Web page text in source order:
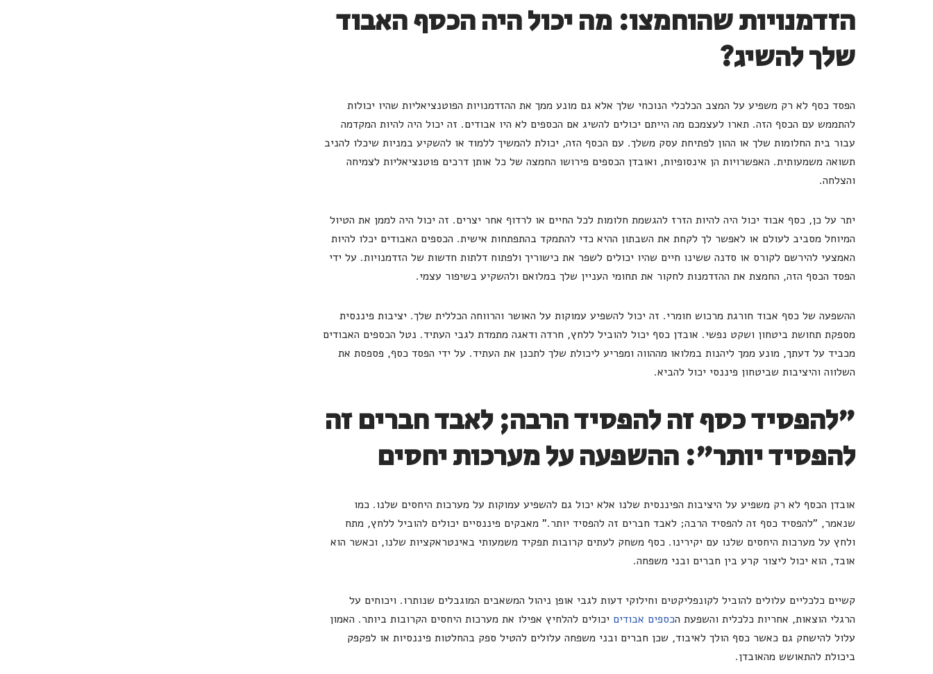
הזדמנויות שהוחמצו: מה יכול היה הכסף האבוד
שלך להשיג?
הפסד כסף לא רק משפיע על המצב הכלכלי הנוכחי שלך אלא גם מונע ממך את ההזדמנויות הפוטנציאליות שהיו יכולות
להתממש עם הכסף הזה. תארו לעצמכם מה הייתם יכולים להשיג אם הכספים לא היו אבודים. זה יכול היה להיות המקדמה
עבור בית החלומות שלך או ההון לפתיחת עסק משלך. עם הכסף הזה, יכולת להמשיך ללמוד או להשקיע במניות שיכלו להניב
תשואה משמעותית. האפשרויות הן אינסופיות, ואובדן הכספים פירושו החמצה של כל אותן דרכים פוטנציאליות לצמיחה
והצלחה.
יתר על כן, כסף אבוד יכול היה להיות הזרז להגשמת חלומות לכל החיים או לרדוף אחר יצרים. זה יכול היה לממן את הטיול
המיוחל מסביב לעולם או לאפשר לך לקחת את השבתון ההיא כדי להתמקד בהתפתחות אישית. הכספים האבודים יכלו להיות
האמצעי להירשם לקורס או סדנה ששינו חיים שהיו יכולים לשפר את כישוריך ולפתוח דלתות חדשות של הזדמנויות. על ידי
הפסד הכסף הזה, החמצת את ההזדמנות לחקור את תחומי העניין שלך במלואם ולהשקיע בשיפור עצמי.
ההשפעה של כסף אבוד חורגת מרכוש חומרי. זה יכול להשפיע עמוקות על האושר והרווחה הכללית שלך. יציבות פיננסית
מספקת תחושת ביטחון ושקט נפשי. אובדן כסף יכול להוביל ללחץ, חרדה ודאגה מתמדת לגבי העתיד. נטל הכספים האבודים
מכביד על דעתך, מונע ממך ליהנות במלואו מההווה ומפריע ליכולת שלך לתכנן את העתיד. על ידי הפסד כסף, פספסת את
השלווה והיציבות שביטחון פיננסי יכול להביא.
"להפסיד כסף זה להפסיד הרבה; לאבד חברים זה
להפסיד יותר": ההשפעה על מערכות יחסים
אובדן הכסף לא רק משפיע על היציבות הפיננסית שלנו אלא יכול גם להשפיע עמוקות על מערכות היחסים שלנו. כמו
שנאמר, "להפסיד כסף זה להפסיד הרבה; לאבד חברים זה להפסיד יותר." מאבקים פיננסיים יכולים להוביל ללחץ, מתח
ולחץ על מערכות היחסים שלנו עם יקירינו. כסף משחק לעתים קרובות תפקיד משמעותי באינטראקציות שלנו, וכאשר הוא
אובד, הוא יכול ליצור קרע בין חברים ובני משפחה.
קשיים כלכליים עלולים להוביל לקונפליקטים וחילוקי דעות לגבי אופן ניהול המשאבים המוגבלים שנותרו. ויכוחים על
הרגלי הוצאות, אחריות כלכלית והשפעת הכספים אבודים יכולים להלחיץ אפילו את מערכות היחסים הקרובות ביותר. האמון
עלול להישחק גם כאשר כסף הולך לאיבוד, שכן חברים ובני משפחה עלולים להטיל ספק בהחלטות פיננסיות או לפקפק
ביכולת להתאושש מהאובדן.